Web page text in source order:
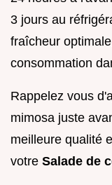
3 jours au
fraîcheur
consommation
Rappelez vous
mimosa juste
meilleure qualité
votre Salade de